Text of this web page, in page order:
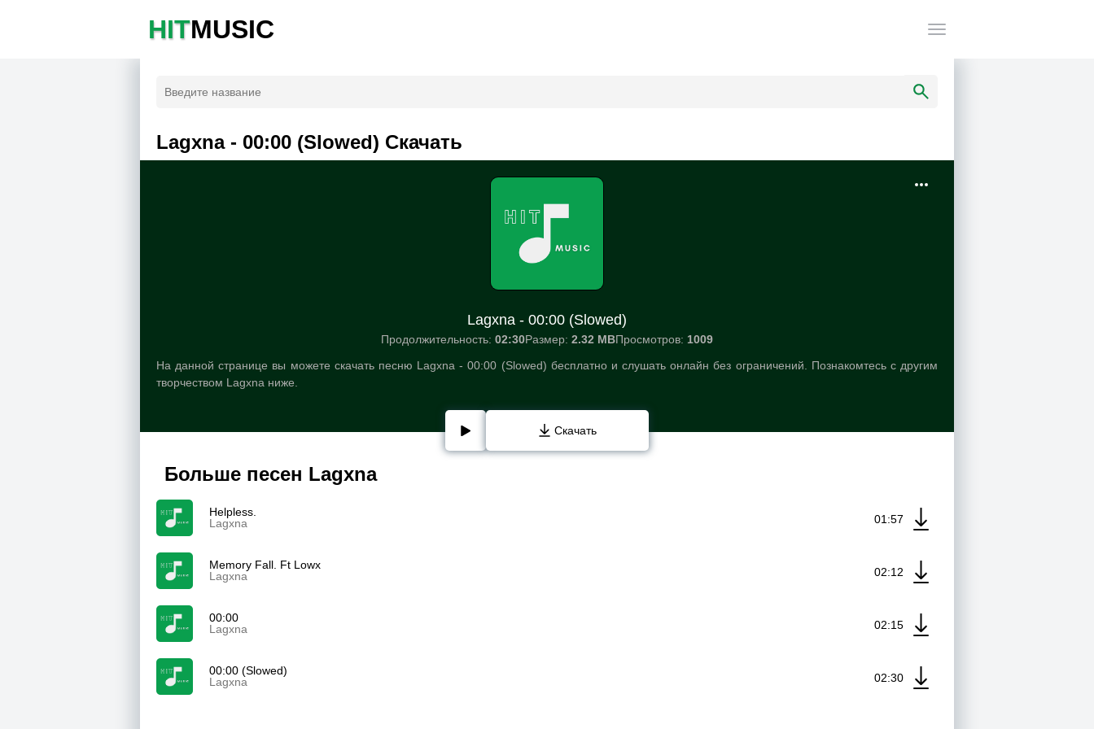
HITMUSIC
Lagxna - 00:00 (Slowed) Скачать
Lagxna - 00:00 (Slowed)
Продолжительность: 02:30Размер: 2.32 MBПросмотров: 1009
На данной странице вы можете скачать песню Lagxna - 00:00 (Slowed) бесплатно и слушать онлайн без ограничений. Познакомтесь с другим
творчеством Lagxna ниже.
Скачать
Больше песен Lagxna
Helpless.
Lagxna
01:57
Memory Fall. Ft Lowx
Lagxna
02:12
00:00
Lagxna
02:15
00:00 (Slowed)
Lagxna
02:30